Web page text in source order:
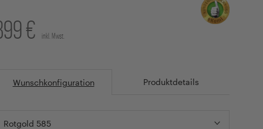
€ inkl. Mwst.
Wunschkonfiguration Produktdetails
Rotgold 585